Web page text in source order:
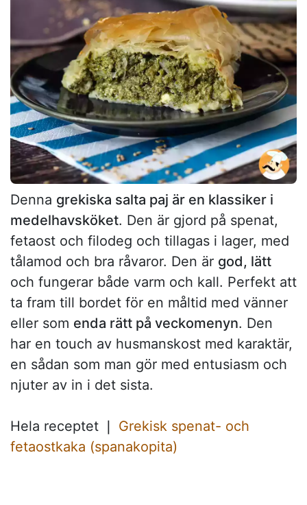
Denna grekiska salta paj är en klassiker i
medelhavsköket. Den är gjord på spenat,
fetaost och filodeg och tillagas i lager, med
tålamod och bra råvaror. Den är god, lätt
och fungerar både varm och kall. Perfekt att
ta fram till bordet för en måltid med vänner
eller som enda rätt på veckomenyn. Den
har en touch av husmanskost med karaktär,
en sådan som man gör med entusiasm och
njuter av in i det sista.
Hela receptet ❘ Grekisk spenat- och
fetaostkaka (spanakopita)